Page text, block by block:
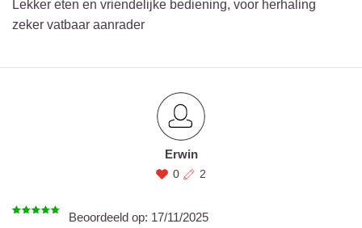
Lekker eten en vriendelijke bediening, voor herhaling
zeker vatbaar aanrader
Erwin
0 2
Beoordeeld op: 17/11/2025